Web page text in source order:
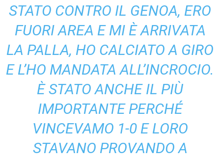
STATO CONTRO IL GENOA, ERO
FUORI AREA E MI È ARRIVATA
LA PALLA, HO CALCIATO A GIRO
E L’HO MANDATA ALL’INCROCIO.
È STATO ANCHE IL PIÙ
IMPORTANTE PERCHÉ
VINCEVAMO 1-0 E LORO
STAVANO PROVANDO A